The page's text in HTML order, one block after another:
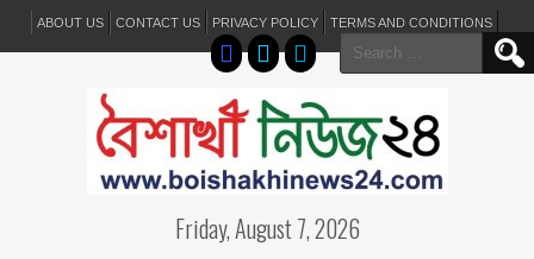
ABOUT US CONTACT US PRIVACY POLICY TERMS AND CONDITIONS
Search
for:
Friday, August 7, 2026